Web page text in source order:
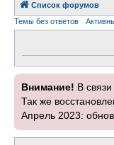
Список форумов
Темы без ответов
Внимание! В
Так же
Апрель 2023: